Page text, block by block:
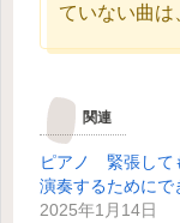
ていない曲
関連
ピアノ 緊張して
演奏するためにで
2025年1月14日